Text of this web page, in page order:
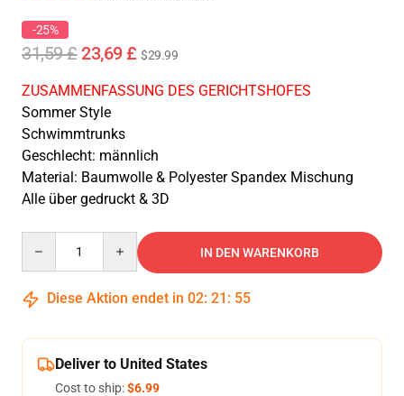
-25%
31,59 £23,69 £ $29.99
ZUSAMMENFASSUNG DES GERICHTSHOFES
Sommer Style
Schwimmtrunks
Geschlecht: männlich
Material: Baumwolle & Polyester Spandex Mischung
Alle über gedruckt & 3D
IN DEN WARENKORB
Diese Aktion endet in 02: 21 : 54
Deliver to United States
Cost to ship:$6.99